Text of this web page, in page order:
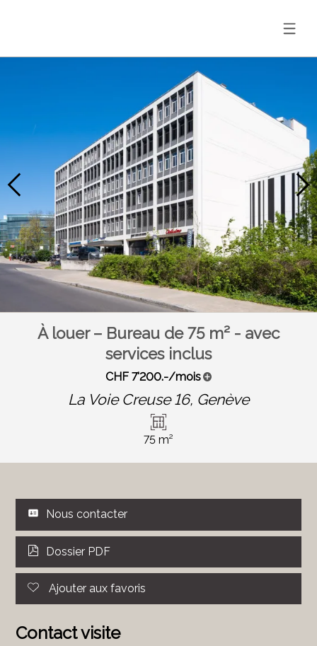
À louer – Bureau de 75 m² - avec
services inclus
CHF 7'200.-/mois
La Voie Creuse 16, Genève
75 m²
Nous contacter
Dossier PDF
Ajouter aux favoris
Contact visite